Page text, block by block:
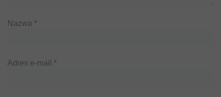
Nazwa *
Adres e-mail *